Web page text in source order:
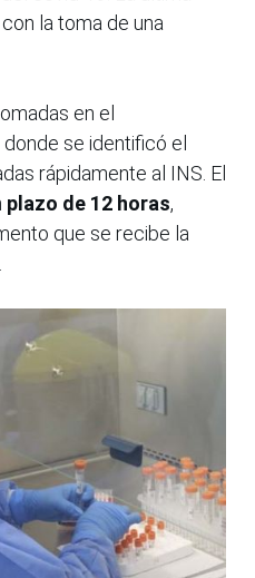
la toma de una
en el
se identificó el
rápidamente al INS. El
plazo de 12 horas,
que se recibe la